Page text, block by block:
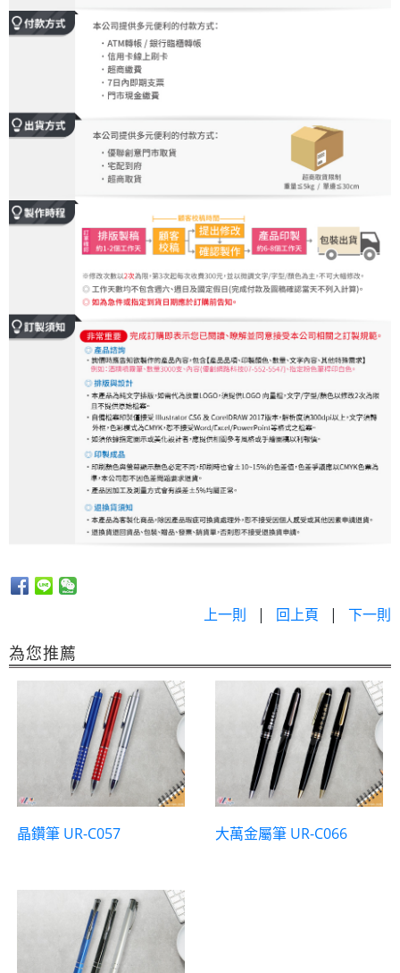
上一則 | 回上頁 | 下一則
為您推薦
晶鑽筆 UR-C057 大萬金屬筆 UR-C066